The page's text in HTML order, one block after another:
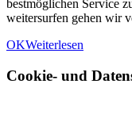
bestmöglichen Service
weitersurfen gehen wir
OKWeiterlesen
Cookie- und